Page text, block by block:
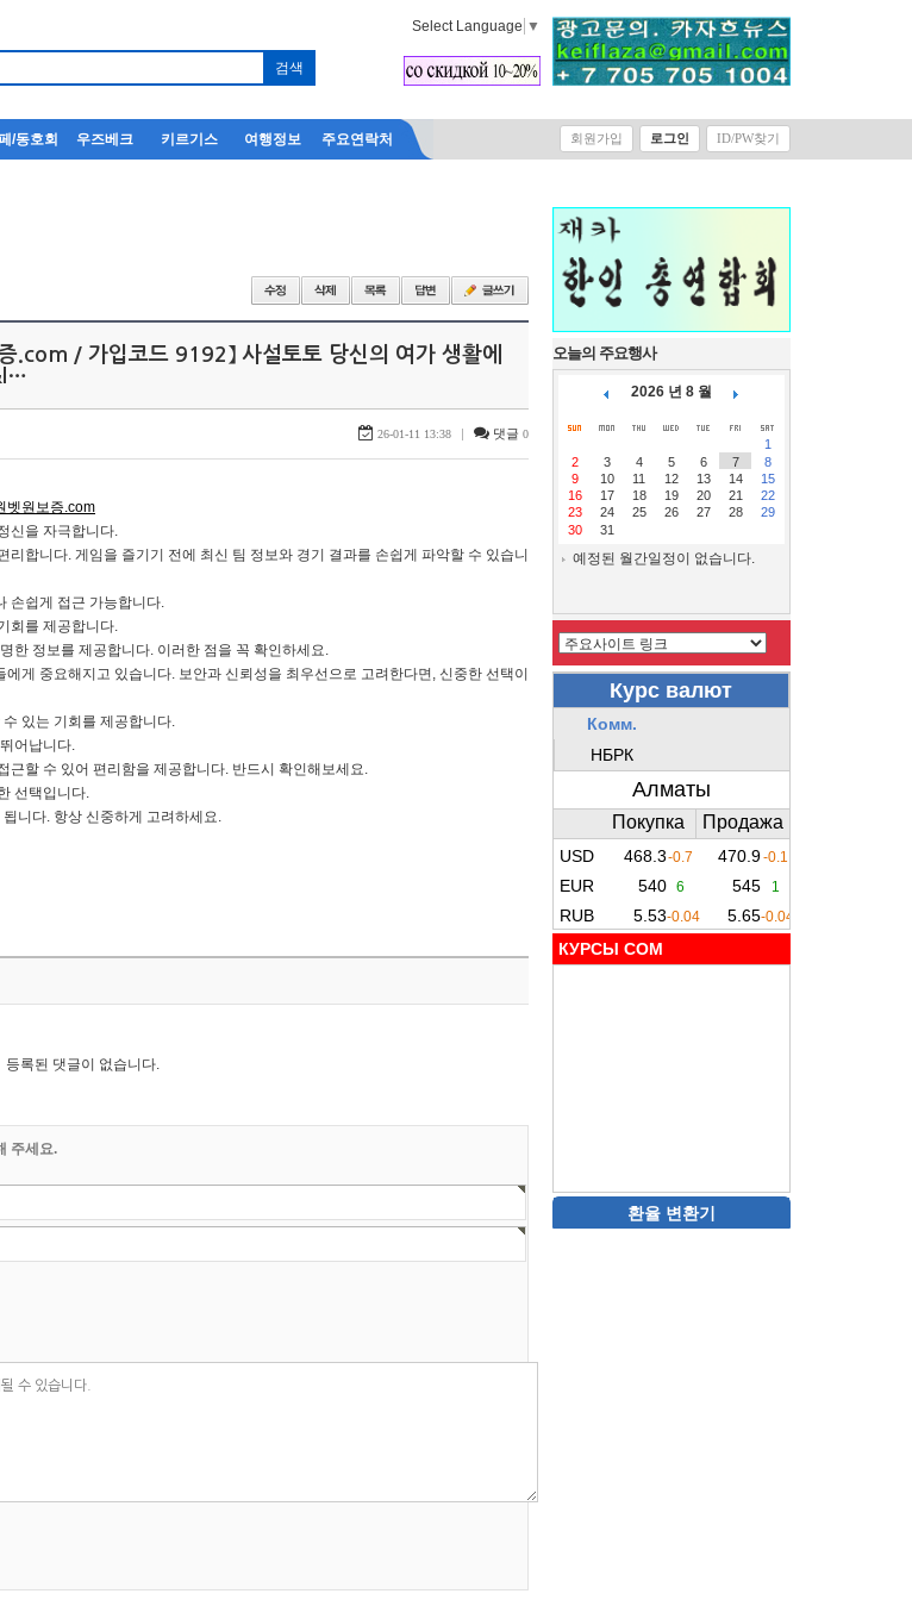
Select Language ▼
/동호회 우즈베크 키르기스 여행정보 주요연락처 회원가입 로그인 ID/PW찾기
.com / 가입코드 9192】 사설토토 당신의 여가 생활에
26-01-11 13:38 | 댓글 0
벳원보증.com
신을 자극합니다.
합니다. 게임을 즐기기 전에 최신 팀 정보와 경기 결과를 손쉽게 파악할 수 있습니
손쉽게 접근 가능합니다.
회를 제공합니다.
한 정보를 제공합니다. 이러한 점을 꼭 확인하세요.
게 중요해지고 있습니다. 보안과 신뢰성을 최우선으로 고려한다면, 신중한 선택이
있는 기회를 제공합니다.
어납니다.
근할 수 있어 편리함을 제공합니다. 반드시 확인해보세요.
선택입니다.
니다. 항상 신중하게 고려하세요.
등록된 댓글이 없습니다.
주세요.
오늘의 주요행사
2026 년 8 월
1
2
3 4 5 6 7
8
9
10 11 12 13 14
15
16
17 18 19 20 21
22
23
24 25 26 27 28
29
30
31
예정된 월간일정이 없습니다.
КУРСЫ COM
환율 변환기